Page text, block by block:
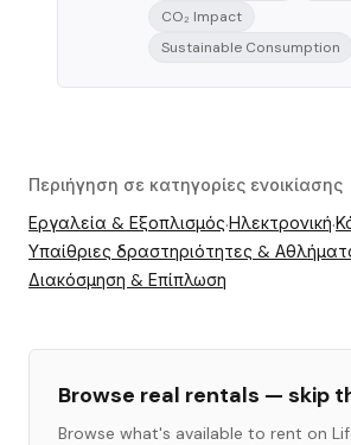
CO₂ Impact
Sustainable Consumption
Περιήγηση σε κατηγορίες ενοικίασης
Εργαλεία & Εξοπλισμός·Ηλεκτρονική·
Υπαίθριες δραστηριότητες &
Διακόσμηση & Επίπλωση
Browse real rentals — skip
Browse what's available to rent on